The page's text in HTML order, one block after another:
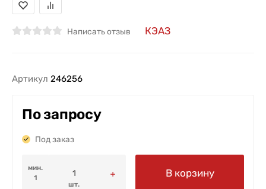
Написать отзыв КЭАЗ
Артикул 246256
По запросу
Под заказ
мин.
1
шт.
В корзину